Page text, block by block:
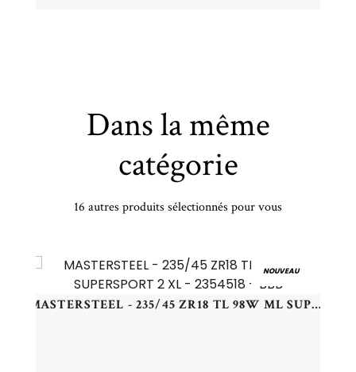
Dans la même
catégorie
16 autres produits sélectionnés pour vous
NOUVEAU
MASTERSTEEL - 235/45 ZR18 TL 98W ML SUPERSPORT 2 XL - 2354518 - BBB